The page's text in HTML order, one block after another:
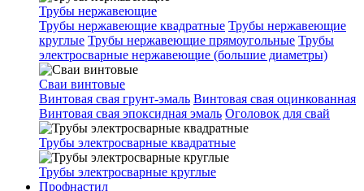
Трубы нержавеющие
Трубы нержавеющие квадратные Трубы нержавеющие
круглые Трубы нержавеющие прямоугольные Трубы
электросварные нержавеющие (большие диаметры)
Сваи винтовые
Винтовая свая грунт-эмаль Винтовая свая оцинкованная
Винтовая свая эпоксидная эмаль Оголовок для свай
Трубы электросварные квадратные
Трубы электросварные круглые
Профнастил